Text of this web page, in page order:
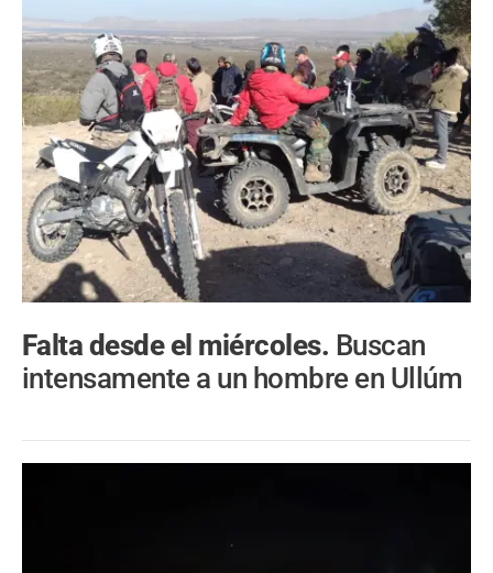
Falta desde el miércoles. Buscan
intensamente a un hombre en Ullúm